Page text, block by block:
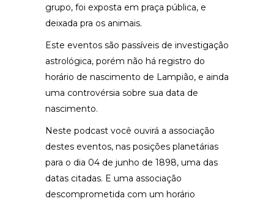
grupo, foi exposta em praça pública, e
deixada pra os animais.
Este eventos são passíveis de investigação
astrológica, porém não há registro do
horário de nascimento de Lampião, e ainda
uma controvérsia sobre sua data de
nascimento.
Neste podcast você ouvirá a associação
destes eventos, nas posições planetárias
para o dia 04 de junho de 1898, uma das
datas citadas. E uma associação
descomprometida com um horário